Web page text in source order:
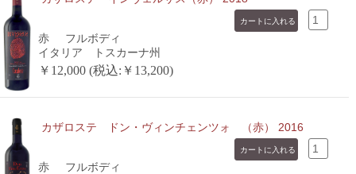
赤
フルボディ
イタリア トスカーナ州
￥12,000 (税込:￥13,200)
カザロステ ドン・ヴィンチェンツォ （赤） 2016
赤
フルボディ